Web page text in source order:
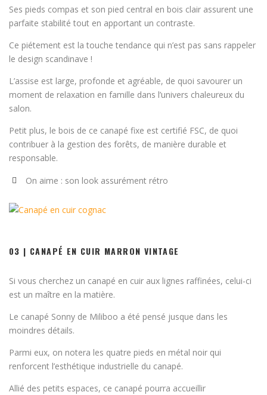
Ses pieds compas et son pied central en bois clair assurent une
parfaite stabilité tout en apportant un contraste.
Ce piétement est la touche tendance qui n’est pas sans rappeler
le design scandinave !
L’assise est large, profonde et agréable, de quoi savourer un
moment de relaxation en famille dans l’univers chaleureux du
salon.
Petit plus, le bois de ce canapé fixe est certifié FSC, de quoi
contribuer à la gestion des forêts, de manière durable et
responsable.
On aime : son look assurément rétro
03 | CANAPÉ EN CUIR MARRON VINTAGE
Si vous cherchez un canapé en cuir aux lignes raffinées, celui-ci
est un maître en la matière.
Le canapé Sonny de Miliboo a été pensé jusque dans les
moindres détails.
Parmi eux, on notera les quatre pieds en métal noir qui
renforcent l’esthétique industrielle du canapé.
Allié des petits espaces, ce canapé pourra accueillir